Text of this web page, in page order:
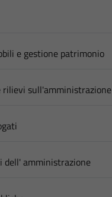
e gestione patrimonio
rilievi sull'amministrazione
dell' amministrazione